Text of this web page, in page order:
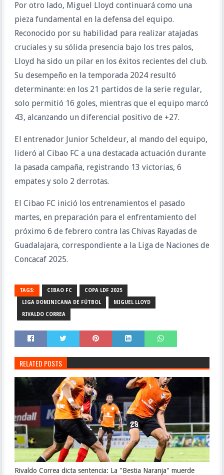
Por otro lado, Miguel Lloyd continuará como una
pieza fundamental en la defensa del equipo.
Reconocido por su habilidad para realizar atajadas
cruciales y su sólida presencia bajo los tres palos,
Lloyd ha sido un pilar en los éxitos recientes del club.
Su desempeño en la temporada 2024 resultó
determinante: en los 21 partidos de la serie regular,
solo permitió 16 goles, mientras que el equipo marcó
43, alcanzando un diferencial positivo de +27.
El entrenador Junior Scheldeur, al mando del equipo,
lideró al Cibao FC a una destacada actuación durante
la pasada campaña, registrando 13 victorias, 6
empates y solo 2 derrotas.
El Cibao FC inició los entrenamientos el pasado
martes, en preparación para el enfrentamiento del
próximo 6 de febrero contra las Chivas Rayadas de
Guadalajara, correspondiente a la Liga de Naciones de
Concacaf 2025.
TAGS: CIBAO FC COPA LDF 2025
LIGA DOMINICANA DE FÚTBOL MIGUEL LLOYD
RIVALDO CORREA
RELATED POSTS
Rivaldo Correa dicta sentencia: La "Bestia Naranja" muerde